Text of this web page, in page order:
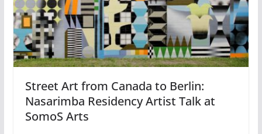
Street Art from Canada to Berlin:
Nasarimba Residency Artist Talk at
SomoS Arts